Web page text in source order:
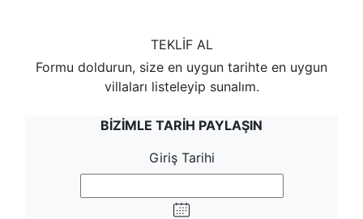
TEKLIF AL
Formu doldurun, size en uygun tarihte en uygun
villaları listeleyip sunalım.
BIZIMLE TARIH PAYLAŞIN
Giriş Tarihi